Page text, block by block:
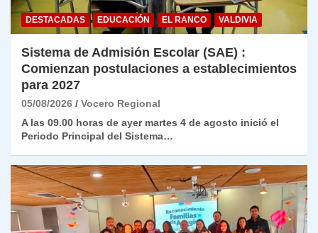
DESTACADAS EDUCACIÓN EL RANCO VALDIVIA
Sistema de Admisión Escolar (SAE) :
Comienzan postulaciones a establecimientos
para 2027
05/08/2026
Vocero Regional
A las 09.00 horas de ayer martes 4 de agosto inició el
Periodo Principal del Sistema…